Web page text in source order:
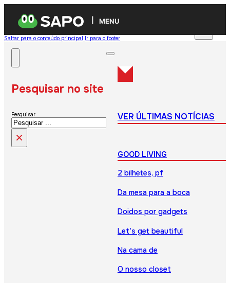
MENU
Saltar para o conteúdo principal Ir para o footer
Pesquisar no site
Pesquisar
×
VER ÚLTIMAS NOTÍCIAS
GOOD LIVING
2 bilhetes, pf
Da mesa para a boca
Doidos por gadgets
Let’s get beautiful
Na cama de
O nosso closet